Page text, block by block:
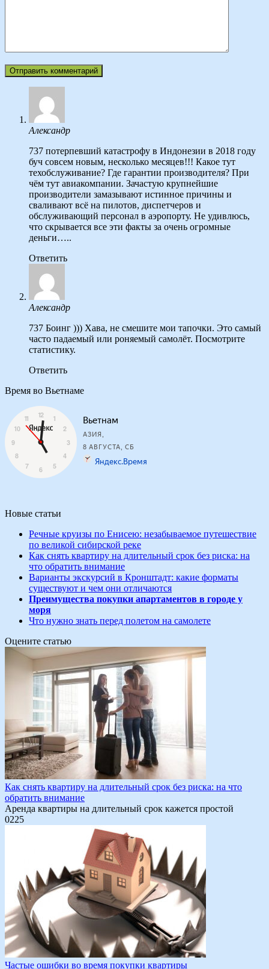
Александр
737 потерпевший катастрофу в Индонезии в 2018 году
буч совсем новым, несколько месяцев!!! Какое тут
техобслуживание? Где гарантии производителя? При
чём тут авиакомпании. Зачастую крупнейшие
производители замазывают истинное причины и
сваливают всё на пилотов, диспетчеров и
обслуживающий персонал в аэропорту. Не удивлюсь,
что скрывается все эти факты за очень огромные
деньги…..
Ответить
Александр
737 Боинг ))) Хава, не смешите мои тапочки. Это самый
часто падаемый или роняемый самолёт. Посмотрите
статистику.
Ответить
Время во Вьетнаме
Новые статьи
Речные круизы по Енисею: незабываемое путешествие
по великой сибирской реке
Как снять квартиру на длительный срок без риска: на
что обратить внимание
Варианты экскурсий в Кронштадт: какие форматы
существуют и чем они отличаются
Преимущества покупки апартаментов в городе у
моря
Что нужно знать перед полетом на самолете
Оцените статью
Как снять квартиру на длительный срок без риска: на что
обратить внимание
Аренда квартиры на длительный срок кажется простой
0225
Частые ошибки во время покупки квартиры